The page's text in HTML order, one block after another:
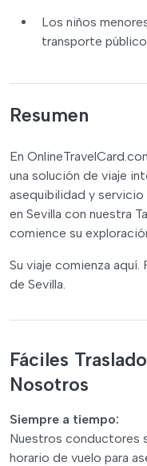
Los niños
transporte público
Resumen
En
una solución de viaje
asequibilidad y servicio
en Sevilla con nuestra
comience su
Su viaje comienza aquí.
de Sevilla.
Fáciles
Nosotros
Siempre a tiempo:
Nuestros conductores
horario de vuelo para